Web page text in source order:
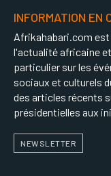
INFORMATION EN
Afrikahabari.com
l'actualité africaine
particulier sur les
sociaux et culturels
des articles récents
présidentielles aux
NEWSLETTER